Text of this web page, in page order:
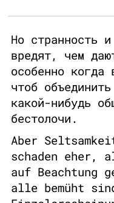
Но странность
вредят, чем
особенно когда
чтоб
какой-нибудь
бестолочи.
Aber
schaden eher,
auf Beachtung
alle bemüht